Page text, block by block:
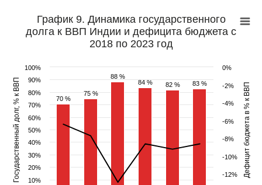
Дефицит бюджета в % к ВВП
Государственный долг, % к ВВП
График 9. Динамика государственного
долга к ВВП Индии и дефицита бюджета с
2018 по 2023 год
70 %
70 %
75 %
75 %
88 %
88 %
84 %
84 % 82 %
82 % 83 %
83 %
-12%
-10%
-8%
-6%
-4%
-2%
0%
10%
20%
30%
40%
50%
60%
70%
80%
90%
100%